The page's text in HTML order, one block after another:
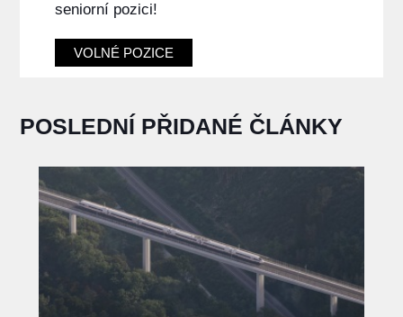
seniorní pozici!
VOLNÉ POZICE
POSLEDNÍ PŘIDANÉ ČLÁNKY